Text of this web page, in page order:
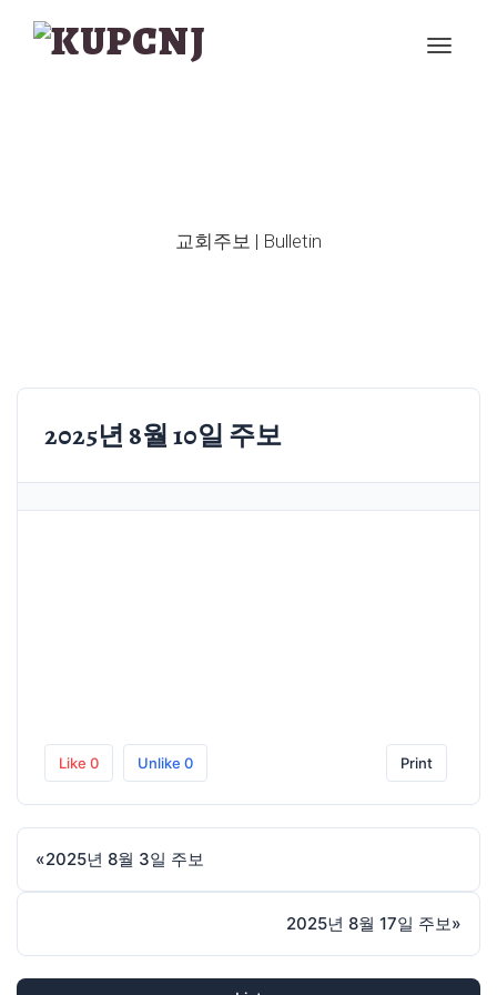
교회주보 | Bulletin
2025년 8월 10일 주보
Like 0 Unlike 0 Print
«2025년 8월 3일 주보
2025년 8월 17일 주보»